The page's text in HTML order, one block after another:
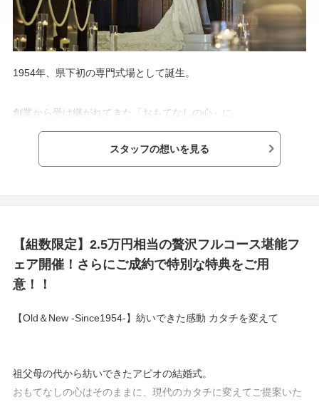
1954年、県下初の専門式場として誕生。
創業から受け継がれてきた「おもてなしの心」に
時代とニーズに向き合った「今」を融合
カタチを変えながらも、変わらない想いを持って
お二人の想いをカタチにします。
幸せのカタチをこれからも紡いでいくように。
スタッフの想いを見る
【組数限定】2.5万円相当の贅沢フルコース堪能フ
ェア開催！さらにご成約で特別な特典をご用
意！！
【Old＆New -Since1954-】紡いできた感動 カタチを変えて
祖父母の代から紡いできたアピオの結婚式。
おもてなしの心はそのままに、現代のカタチに変えてご提案いた